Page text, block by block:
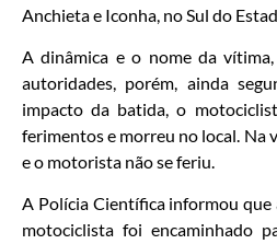
Anchieta e Iconha, no Sul do
A dinâmica e o nome da
autoridades, porém, ainda
impacto da batida, o
ferimentos e morreu no local. Na
e o motorista não se feriu.
A Polícia Científica informou que
motociclista foi encaminhado